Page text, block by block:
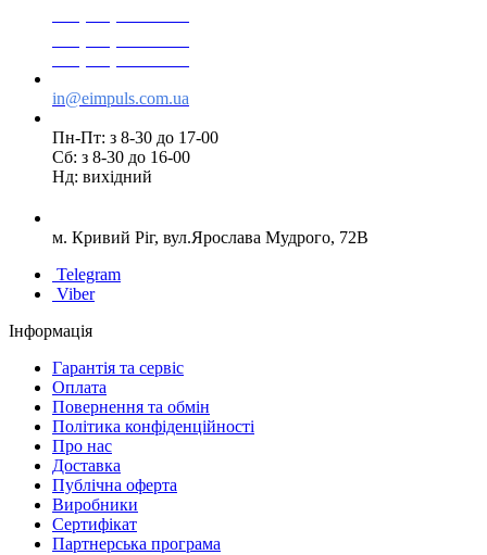
in@eimpuls.com.ua
Пн-Пт: з 8-30 до 17-00
Сб: з 8-30 до 16-00
Нд: вихідний
м. Кривий Ріг, вул.Ярослава Мудрого, 72В
Telegram
Viber
Інформація
Гарантія та сервіс
Оплата
Повернення та обмін
Політика конфіденційності
Про нас
Доставка
Публічна оферта
Виробники
Сертифікат
Партнерська програма